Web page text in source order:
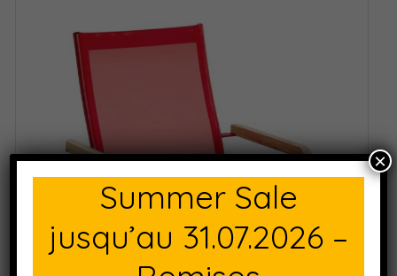
Summer Sale
jusqu’au 31.07.2026 –
×